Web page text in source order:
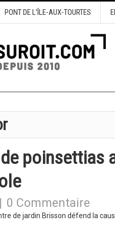
PONT DE L’ÎLE-AUX-TOURTES
poinsettias
0 Commentaire
de jardin Brisson défend la